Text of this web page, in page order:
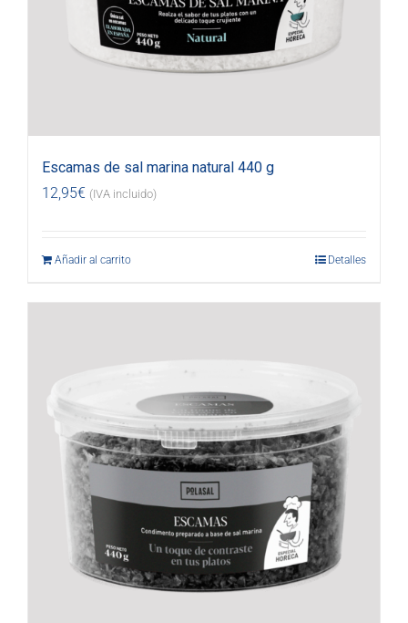
Escamas de sal marina natural 440 g
12,95€ (IVA incluido)
Añadir al carrito Detalles